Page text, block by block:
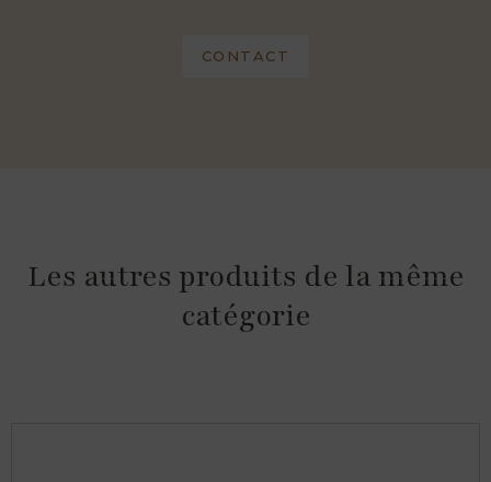
CONTACT
Les autres produits de la même
catégorie